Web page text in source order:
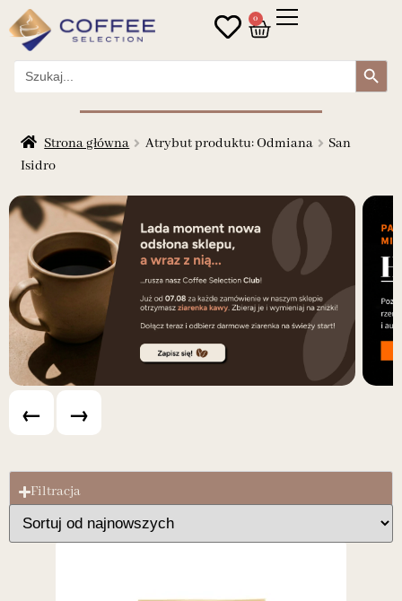
0
Search
for:
Search Button
Strona główna Atrybut produktu: Odmiana
San
Isidro
← →
Filtracja